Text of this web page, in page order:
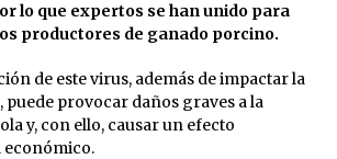
lo que expertos se han unido para
productores de ganado porcino.
de este virus, además de impactar la
puede provocar daños graves a la
y, con ello, causar un efecto
económico.